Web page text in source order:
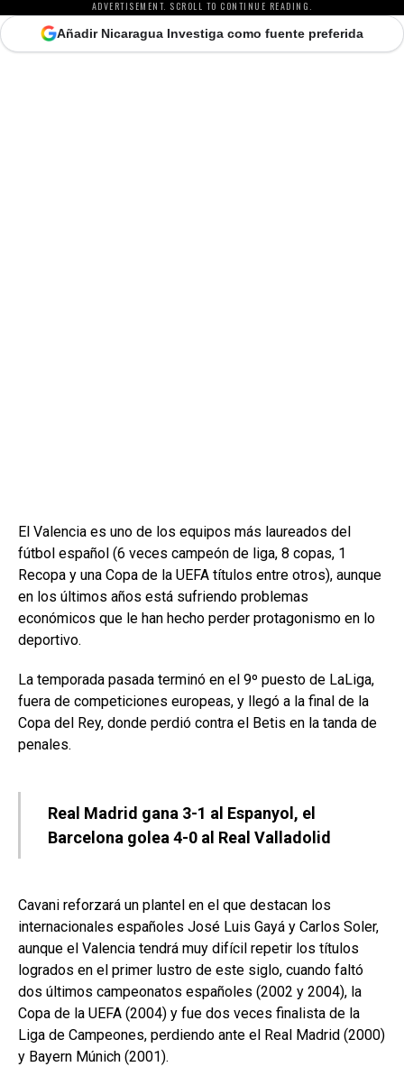
ADVERTISEMENT. SCROLL TO CONTINUE READING.
Añadir Nicaragua Investiga como fuente preferida
El Valencia es uno de los equipos más laureados del
fútbol español (6 veces campeón de liga, 8 copas, 1
Recopa y una Copa de la UEFA títulos entre otros), aunque
en los últimos años está sufriendo problemas
económicos que le han hecho perder protagonismo en lo
deportivo.
La temporada pasada terminó en el 9º puesto de LaLiga,
fuera de competiciones europeas, y llegó a la final de la
Copa del Rey, donde perdió contra el Betis en la tanda de
penales.
Real Madrid gana 3-1 al Espanyol, el
Barcelona golea 4-0 al Real Valladolid
Cavani reforzará un plantel en el que destacan los
internacionales españoles José Luis Gayá y Carlos Soler,
aunque el Valencia tendrá muy difícil repetir los títulos
logrados en el primer lustro de este siglo, cuando faltó
dos últimos campeonatos españoles (2002 y 2004), la
Copa de la UEFA (2004) y fue dos veces finalista de la
Liga de Campeones, perdiendo ante el Real Madrid (2000)
y Bayern Múnich (2001).